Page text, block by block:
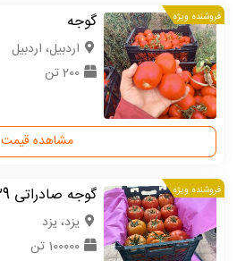
فروشنده ویژه گوجه
اردبیل، اردبیل
200 تن
مشاهده قیمت
فروشنده ویژه گوجه صادراتی 4129
یزد، یزد
100000 تن